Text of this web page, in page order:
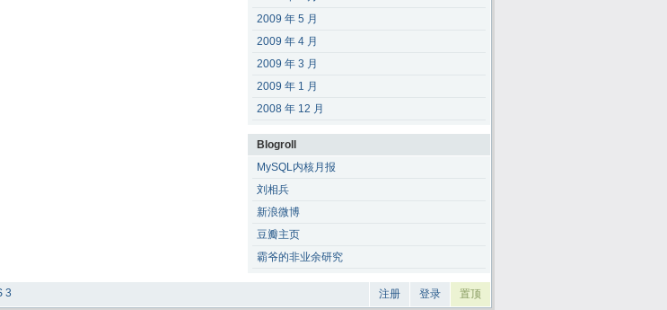
2009 年 5 月
2009 年 4 月
2009 年 3 月
2009 年 1 月
2008 年 12 月
Blogroll
MySQL内核月报
刘相兵
新浪微博
豆瓣主页
霸爷的非业余研究
3 注册 登录 置顶